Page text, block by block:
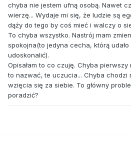
chyba nie jestem ufną osobą. Nawet
wierzę... Wydaje mi się, że ludzie są
dąży do tego by coś mieć i walczy o
To chyba wszystko. Nastrój mam
spokojna(to jedyna cecha, którą
udoskonalić).
Opisałam to co czuję. Chyba
to nazwać, te uczucia... Chyba chodzi
wzięcia się za siebie. To główny
poradzić?